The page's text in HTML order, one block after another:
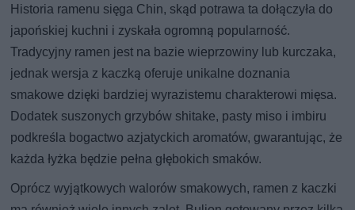
Historia ramenu sięga Chin, skąd potrawa ta dołączyła do
japońskiej kuchni i zyskała ogromną popularność.
Tradycyjny ramen jest na bazie wieprzowiny lub kurczaka,
jednak wersja z kaczką oferuje unikalne doznania
smakowe dzięki bardziej wyrazistemu charakterowi mięsa.
Dodatek suszonych grzybów shitake, pasty miso i imbiru
podkreśla bogactwo azjatyckich aromatów, gwarantując, że
każda łyżka będzie pełna głębokich smaków.
Oprócz wyjątkowych walorów smakowych, ramen z kaczki